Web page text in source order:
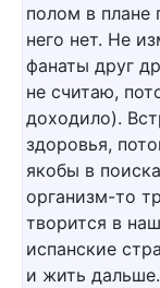
полом в плане
него нет. Не
фанаты друг
не считаю,
доходило).
здоровья,
якобы в
организм-то
творится в
испанские
и жить